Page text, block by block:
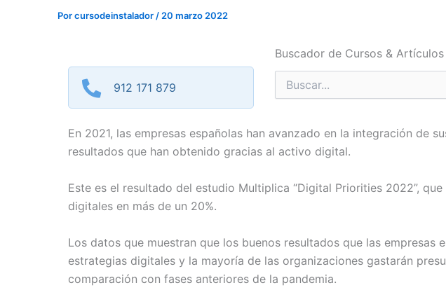
Porcursodeinstalador/20 marzo 2022
912 171 879
Buscador de Cursos & Artículos
Buscar
por:
En 2021, las empresas españolas han avanzado en la integración de
resultados que han obtenido gracias al activo digital.
Este es el resultado del estudio Multiplica “Digital Priorities 2022”,
digitales en más de un 20%.
Los datos que muestran que los buenos resultados que las
estrategias digitales y la mayoría de las organizaciones gastarán
comparación con fases anteriores de la pandemia.